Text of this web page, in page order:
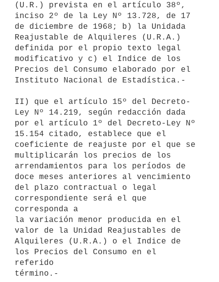
(U.R.) prevista en el artículo 38º,
inciso 2º de la Ley Nº 13.728, de 17
de diciembre de 1968; b) la Unidada
Reajustable de Alquileres (U.R.A.)
definida por el propio texto legal
modificativo y c) el Indice de los
Precios del Consumo elaborado por el
Instituto Nacional de Estadística.-
II) que el artículo 15º del Decreto-
Ley Nº 14.219, según redacción dada
por el artículo 1º del Decreto-Ley Nº
15.154 citado, establece que el
coeficiente de reajuste por el que se
multiplicarán los precios de los
arrendamientos para los períodos de
doce meses anteriores al vencimiento
del plazo contractual o legal
correspondiente será el que
corresponda a
la variación menor producida en el
valor de la Unidad Reajustables de
Alquileres (U.R.A.) o el Indice de
los Precios del Consumo en el
referido
término.-